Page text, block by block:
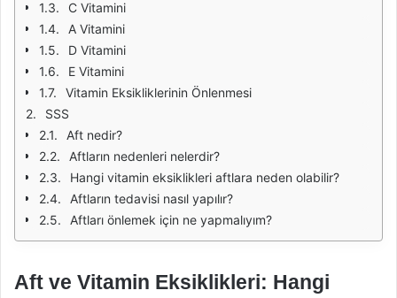
C Vitamini
A Vitamini
D Vitamini
E Vitamini
Vitamin Eksikliklerinin Önlenmesi
SSS
Aft nedir?
Aftların nedenleri nelerdir?
Hangi vitamin eksiklikleri aftlara neden olabilir?
Aftların tedavisi nasıl yapılır?
Aftları önlemek için ne yapmalıyım?
Aft ve Vitamin Eksiklikleri: Hangi